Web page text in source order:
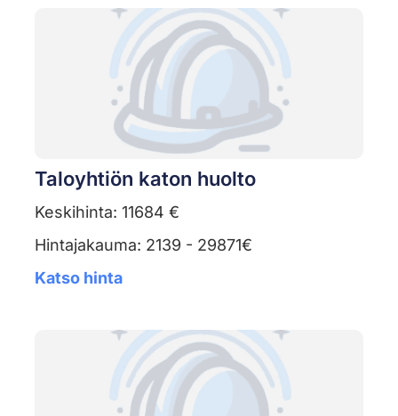
Taloyhtiön katon huolto
Keskihinta: 11684 €
Hintajakauma: 2139 - 29871€
Katso hinta